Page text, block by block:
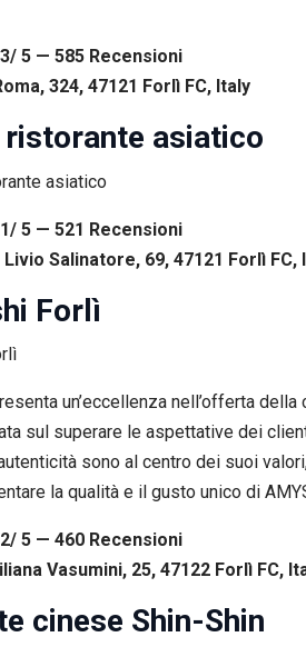
5 — 585 Recensioni
324, 47121 Forlì FC, Italy
ristorante asiatico
5 — 521 Recensioni
Salinatore, 69, 47121 Forlì FC,
Forlì
un’eccellenza nell’offerta
sul superare le aspettative dei
sono al centro dei suoi
la qualità e il gusto unico di
5 — 460 Recensioni
Vasumini, 25, 47122 Forlì FC,
cinese Shin-Shin